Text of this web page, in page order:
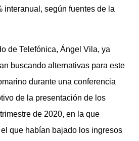
interanual, según fuentes de la
de Telefónica, Ángel Vila, ya
buscando alternativas para este
durante una conferencia
de la presentación de los
de 2020, en la que
que habían bajado los ingresos